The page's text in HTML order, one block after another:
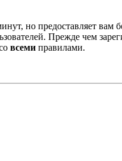
но предоставляет
Прежде чем
всеми правилами.